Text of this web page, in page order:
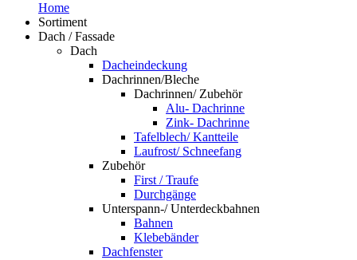
Home
Sortiment
Dach / Fassade
Dach
Dacheindeckung
Dachrinnen/Bleche
Dachrinnen/ Zubehör
Alu- Dachrinne
Zink- Dachrinne
Tafelblech/ Kantteile
Laufrost/ Schneefang
Zubehör
First / Traufe
Durchgänge
Unterspann-/ Unterdeckbahnen
Bahnen
Klebebänder
Dachfenster